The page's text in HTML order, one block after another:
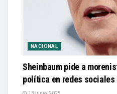
NACIONAL
Sheinbaum pide a
política en redes sociales